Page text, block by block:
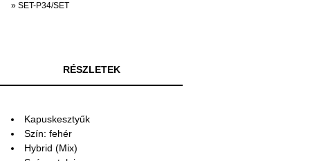
» SET-P34/SET
RÉSZLETEK
Kapuskesztyűk
Szín: fehér
Hybrid (Mix)